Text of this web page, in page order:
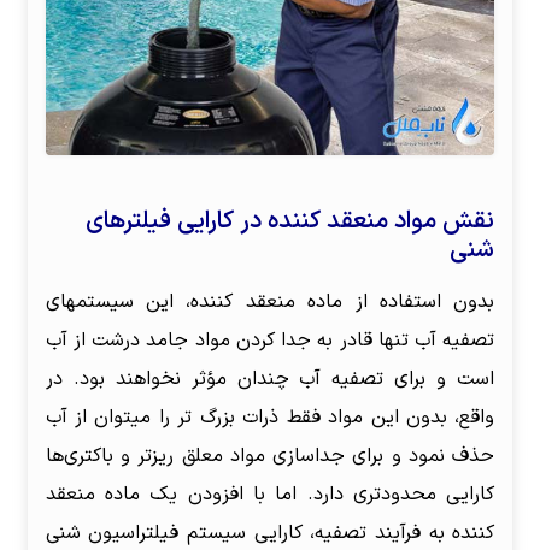
نقش مواد منعقد کننده در کارایی فیلترهای
شنی
بدون استفاده از ماده منعقد کننده، این سیستمهای
تصفیه آب تنها قادر به جدا کردن مواد جامد درشت از آب
است و برای تصفیه آب چندان مؤثر نخواهند بود. در
واقع، بدون این مواد فقط ذرات بزرگ تر را میتوان از آب
حذف نمود و برای جداسازی مواد معلق ریزتر و باکتری‌ها
کارایی محدودتری دارد. اما با افزودن یک ماده منعقد
کننده به فرآیند تصفیه، کارایی سیستم فیلتراسیون شنی